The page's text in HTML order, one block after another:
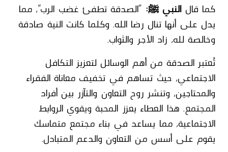
كما قالالنبي ﷺ: “الصدقة تطفئ غضب الرب”، مما
يدل على أنها تنال رضا الله. وكلما كانت النية صادقة
وخالصة لله، زاد الأجر والثواب.
تُعتبر الصدقة من أهم الوسائل لتعزيز التكافل
الاجتماعي، حيث تساهم في تخفيف معاناة الفقراء
والمحتاجين، وتنشر روح التعاون والتآزر بين أفراد
المجتمع. هذا العطاء يعزز المحبة ويقوي الروابط
الاجتماعية، مما يساعد في بناء مجتمع متماسك
يقوم على أسس من التعاون والدعم المتبادل.